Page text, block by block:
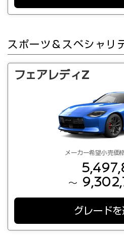
スポーツ＆スペシャリ
フェアレディZ
メーカー希望小売価
～
グレードを